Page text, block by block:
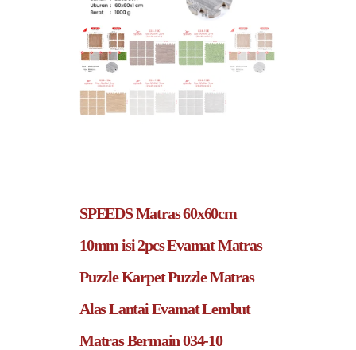
SPEEDS Matras 60x60cm
10mm isi 2pcs Evamat Matras
Puzzle Karpet Puzzle Matras
Alas Lantai Evamat Lembut
Matras Bermain 034-10